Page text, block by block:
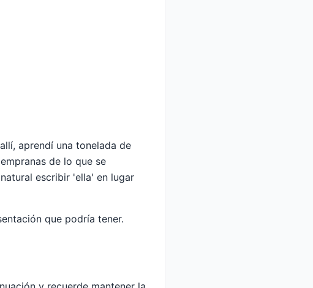
aprendí una tonelada de
de lo que se
escribir 'ella' en lugar
que podría tener.